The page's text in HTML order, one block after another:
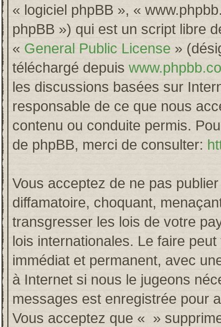
« logiciel phpBB », «
phpBB ») qui est un script libre
« General Public License »
téléchargé depuis
les discussions basées sur
responsable de ce que nous
contenu ou conduite permis.
de phpBB, merci de consulter:
Vous acceptez de ne pas
diffamatoire, choquant,
transgresser les lois de votre
lois internationales. Le faire
immédiat et permanent, avec
à Internet si nous le jugeons
messages est enregistrée pour
Vous acceptez que « »